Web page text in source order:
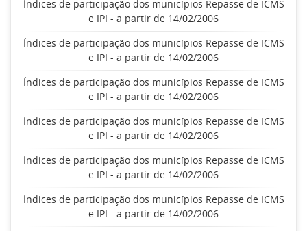
Índices de participação dos municípios Repasse de ICMS
e IPI - a partir de 14/02/2006
Índices de participação dos municípios Repasse de ICMS
e IPI - a partir de 14/02/2006
Índices de participação dos municípios Repasse de ICMS
e IPI - a partir de 14/02/2006
Índices de participação dos municípios Repasse de ICMS
e IPI - a partir de 14/02/2006
Índices de participação dos municípios Repasse de ICMS
e IPI - a partir de 14/02/2006
Índices de participação dos municípios Repasse de ICMS
e IPI - a partir de 14/02/2006